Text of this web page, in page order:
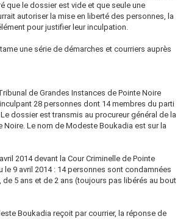
que le dossier est vide et que seule une
autoriser la mise en liberté des personnes, la
pour justifier leur inculpation.
une série de démarches et courriers auprès
de Grandes Instances de Pointe Noire
28 personnes dont 14 membres du parti
dossier est transmis au procureur général de la
Noire. Le nom de Modeste Boukadia est sur la
2014 devant la Cour Criminelle de Pointe
le 9 avril 2014 : 14 personnes sont condamnées
de 5 ans et de 2 ans (toujours pas libérés au bout
Boukadia reçoit par courrier, la réponse de